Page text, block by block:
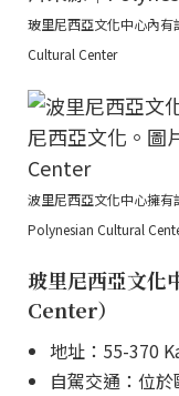
玻里尼西亞文化中心內
Cultural Center
波里尼西亞文化中心擁有
Polynesian Cultural
玻里尼西亞文
Center）
地址：55-370
自駕交通：位